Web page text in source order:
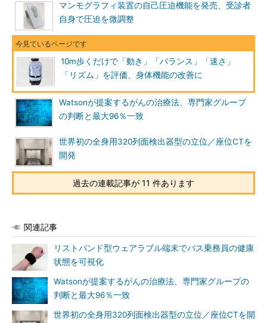
マンモグラフィ装置の自己圧迫機能を発売、受診者
自身で圧迫を微調整
10m歩くだけで「動き」「バランス」「速さ」
「リズム」を評価、身体機能の改善に
Watsonが提案するがんの治療法、専門家グループ
の判断と最大96％一致
世界初の全身用320列面検出器型の立位／座位CTを
開発
過去の連載記事が 11 件あります
関連記事
リストバンド型ウェアラブル端末でバス乗務員の健康
状態を可視化
Watsonが提案するがんの治療法、専門家グループの
判断と最大96％一致
世界初の全身用320列面検出器型の立位／座位CTを開